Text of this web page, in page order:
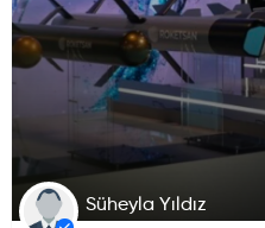
Süheyla Yıldız